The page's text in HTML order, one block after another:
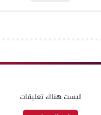
ليست هناك تعليقات